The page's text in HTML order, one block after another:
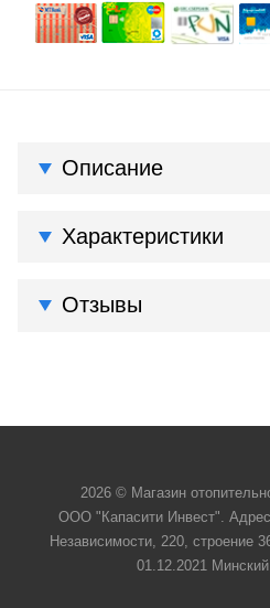
Описание
Характеристики
Отзывы
2026 © Магазин
ООО "Капасити Инвест".
Независимости, 220, строение
01.12.2021